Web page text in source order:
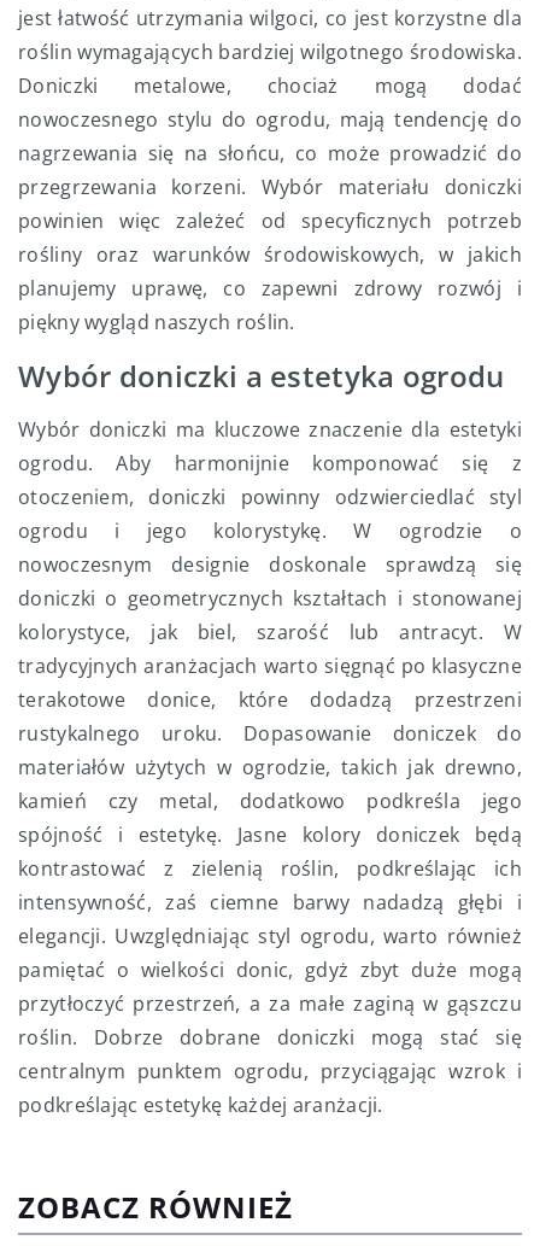
jest łatwość utrzymania wilgoci, co jest korzystne dla
roślin wymagających bardziej wilgotnego środowiska.
Doniczki metalowe, chociaż mogą dodać
nowoczesnego stylu do ogrodu, mają tendencję do
nagrzewania się na słońcu, co może prowadzić do
przegrzewania korzeni. Wybór materiału doniczki
powinien więc zależeć od specyficznych potrzeb
rośliny oraz warunków środowiskowych, w jakich
planujemy uprawę, co zapewni zdrowy rozwój i
piękny wygląd naszych roślin.
Wybór doniczki a estetyka ogrodu
Wybór doniczki ma kluczowe znaczenie dla estetyki
ogrodu. Aby harmonijnie komponować się z
otoczeniem, doniczki powinny odzwierciedlać styl
ogrodu i jego kolorystykę. W ogrodzie o
nowoczesnym designie doskonale sprawdzą się
doniczki o geometrycznych kształtach i stonowanej
kolorystyce, jak biel, szarość lub antracyt. W
tradycyjnych aranżacjach warto sięgnąć po klasyczne
terakotowe donice, które dodadzą przestrzeni
rustykalnego uroku. Dopasowanie doniczek do
materiałów użytych w ogrodzie, takich jak drewno,
kamień czy metal, dodatkowo podkreśla jego
spójność i estetykę. Jasne kolory doniczek będą
kontrastować z zielenią roślin, podkreślając ich
intensywność, zaś ciemne barwy nadadzą głębi i
elegancji. Uwzględniając styl ogrodu, warto również
pamiętać o wielkości donic, gdyż zbyt duże mogą
przytłoczyć przestrzeń, a za małe zaginą w gąszczu
roślin. Dobrze dobrane doniczki mogą stać się
centralnym punktem ogrodu, przyciągając wzrok i
podkreślając estetykę każdej aranżacji.
ZOBACZ RÓWNIEŻ